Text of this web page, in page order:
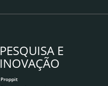
PESQUISA E
INOVAÇÃO
Proppit